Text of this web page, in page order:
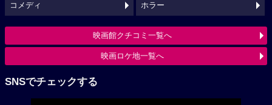
コメディ ホラー
映画館クチコミ一覧へ
映画ロケ地一覧へ
SNSでチェックする